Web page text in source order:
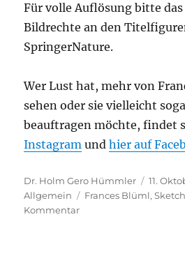
Für volle Auflösung bitte
Bildrechte an den
SpringerNature.
Wer Lust hat, mehr von
sehen oder sie vielleicht
beauftragen möchte, findet
Instagram undhier auf
Autor
Dr. Holm Gero Hümmler
am
11.
Allgemein
Schlagwörter
Frances Blüml,
Kommentarzu